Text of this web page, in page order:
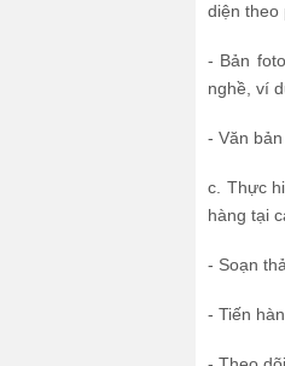
diện theo
- Bản
nghề, ví
- Văn
c. Thực
hàng tại
- Soạn
- Tiến